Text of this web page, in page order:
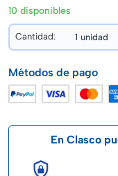
10 disponibles
Cantidad:
Métodos de pago
En Clasco